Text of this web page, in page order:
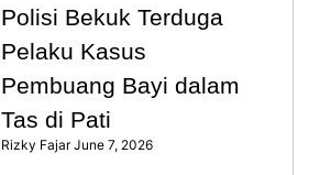
Polisi Bekuk Terduga
Pelaku Kasus
Pembuang Bayi dalam
Tas di Pati
Rizky FajarJune 7, 2026